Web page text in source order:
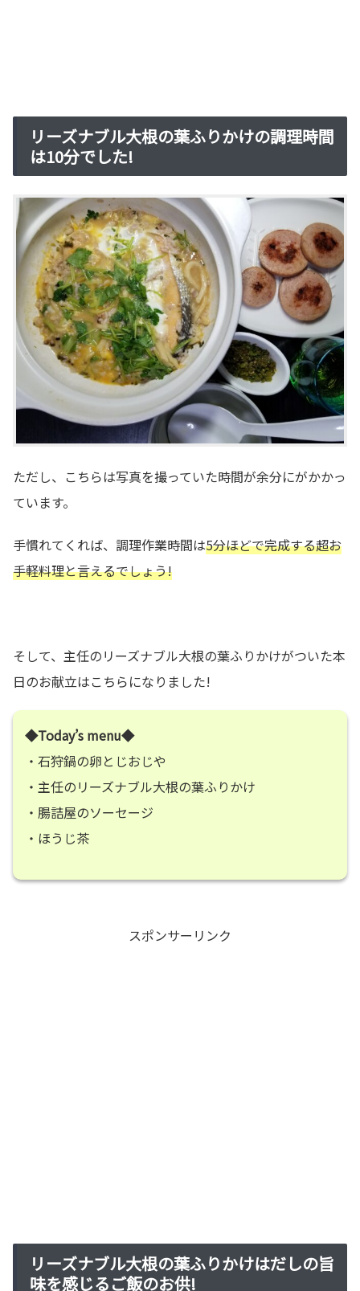
リーズナブル大根の葉ふりかけの調理時間
は10分でした!
ただし、こちらは写真を撮っていた時間が余分にがかかっ
ています。
手慣れてくれば、調理作業時間は5分ほどで完成する超お
手軽料理と言えるでしょう!
そして、主任のリーズナブル大根の葉ふりかけがついた本
日のお献立はこちらになりました!
◆Today’s menu◆
・石狩鍋の卵とじおじや
・主任のリーズナブル大根の葉ふりかけ
・腸詰屋のソーセージ
・ほうじ茶
スポンサーリンク
リーズナブル大根の葉ふりかけはだしの旨
味を感じるご飯のお供!